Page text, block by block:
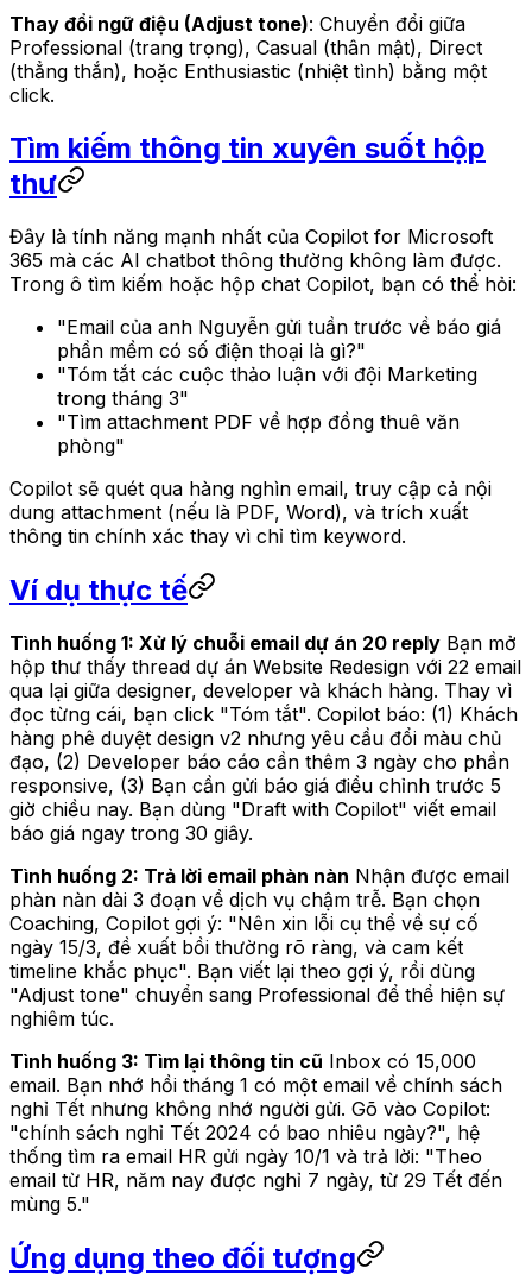
Thay đổi ngữ điệu (Adjust tone): Chuyển đổi giữa
Professional (trang trọng), Casual (thân mật), Direct
(thẳng thắn), hoặc Enthusiastic (nhiệt tình) bằng một
click.
Tìm kiếm thông tin xuyên suốt hộp
thư
Đây là tính năng mạnh nhất của Copilot for Microsoft
365 mà các AI chatbot thông thường không làm được.
Trong ô tìm kiếm hoặc hộp chat Copilot, bạn có thể hỏi:
"Email của anh Nguyễn gửi tuần trước về báo giá
phần mềm có số điện thoại là gì?"
"Tóm tắt các cuộc thảo luận với đội Marketing
trong tháng 3"
"Tìm attachment PDF về hợp đồng thuê văn
phòng"
Copilot sẽ quét qua hàng nghìn email, truy cập cả nội
dung attachment (nếu là PDF, Word), và trích xuất
thông tin chính xác thay vì chỉ tìm keyword.
Ví dụ thực tế
Tình huống 1: Xử lý chuỗi email dự án 20 reply Bạn mở
hộp thư thấy thread dự án Website Redesign với 22 email
qua lại giữa designer, developer và khách hàng. Thay vì
đọc từng cái, bạn click "Tóm tắt". Copilot báo: (1) Khách
hàng phê duyệt design v2 nhưng yêu cầu đổi màu chủ
đạo, (2) Developer báo cáo cần thêm 3 ngày cho phần
responsive, (3) Bạn cần gửi báo giá điều chỉnh trước 5
giờ chiều nay. Bạn dùng "Draft with Copilot" viết email
báo giá ngay trong 30 giây.
Tình huống 2: Trả lời email phàn nàn Nhận được email
phàn nàn dài 3 đoạn về dịch vụ chậm trễ. Bạn chọn
Coaching, Copilot gợi ý: "Nên xin lỗi cụ thể về sự cố
ngày 15/3, đề xuất bồi thường rõ ràng, và cam kết
timeline khắc phục". Bạn viết lại theo gợi ý, rồi dùng
"Adjust tone" chuyển sang Professional để thể hiện sự
nghiêm túc.
Tình huống 3: Tìm lại thông tin cũ Inbox có 15,000
email. Bạn nhớ hồi tháng 1 có một email về chính sách
nghỉ Tết nhưng không nhớ người gửi. Gõ vào Copilot:
"chính sách nghỉ Tết 2024 có bao nhiêu ngày?", hệ
thống tìm ra email HR gửi ngày 10/1 và trả lời: "Theo
email từ HR, năm nay được nghỉ 7 ngày, từ 29 Tết đến
mùng 5."
Ứng dụng theo đối tượng